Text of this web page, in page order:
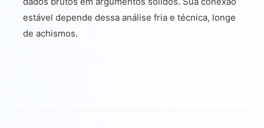
estável depende dessa análise fria e técnica, longe
de achismos.